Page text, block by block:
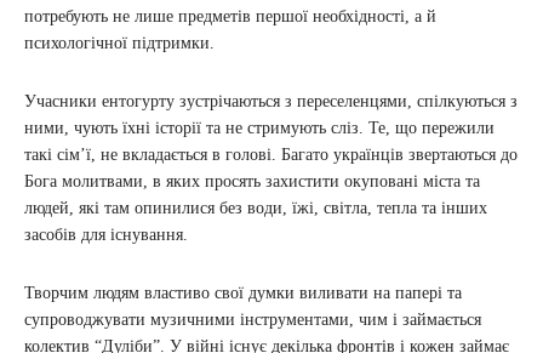
потребують не лише предметів першої необхідності, а й
психологічної підтримки.
Учасники ентогурту зустрічаються з переселенцями, спілкуються з
ними, чують їхні історії та не стримують сліз. Те, що пережили
такі сім’ї, не вкладається в голові. Багато українців звертаються до
Бога молитвами, в яких просять захистити окуповані міста та
людей, які там опинилися без води, їжі, світла, тепла та інших
засобів для існування.
Творчим людям властиво свої думки виливати на папері та
супроводжувати музичними інструментами, чим і займається
колектив “Дуліби”. У війні існує декілька фронтів і кожен займає